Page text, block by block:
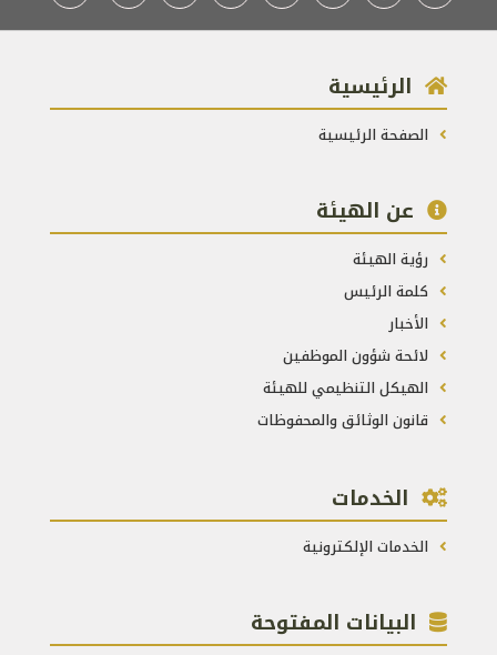
الرئيسية
الصفحة الرئيسية
عن الهيئة
رؤية الهيئة
كلمة الرئيس
الأخبار
لائحة شؤون الموظفين
الهيكل التنظيمي للهيئة
قانون الوثائق والمحفوظات
الخدمات
الخدمات الإلكترونية
البيانات المفتوحة